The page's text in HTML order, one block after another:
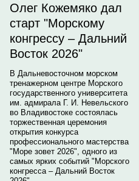
Олег Кожемяко дал
старт "Морскому
конгрессу – Дальний
Восток 2026"
В Дальневосточном морском
тренажерном центре Морского
государственного университета
им. адмирала Г. И. Невельского
во Владивостоке состоялась
торжественная церемония
открытия конкурса
профессионального мастерства
"Море зовет 2026", одного из
самых ярких событий "Морского
конгресса – Дальний Восток